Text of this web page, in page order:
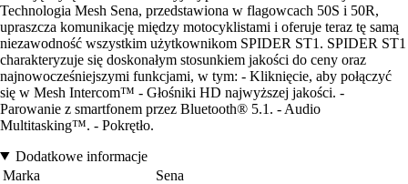
Technologia Mesh Sena, przedstawiona w flagowcach 50S i 50R,
upraszcza komunikację między motocyklistami i oferuje teraz tę samą
niezawodność wszystkim użytkownikom SPIDER ST1. SPIDER ST1
charakteryzuje się doskonałym stosunkiem jakości do ceny oraz
najnowocześniejszymi funkcjami, w tym: - Kliknięcie, aby połączyć
się w Mesh Intercom™ - Głośniki HD najwyższej jakości. -
Parowanie z smartfonem przez Bluetooth® 5.1. - Audio
Multitasking™. - Pokrętło.
Dodatkowe informacje
Marka
Sena